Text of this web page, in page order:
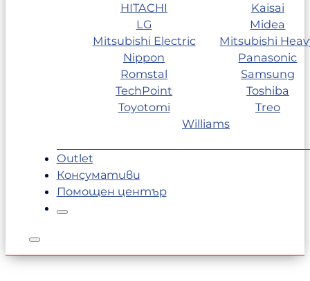
HITACHI
Kaisai
LG
Midea
Mitsubishi Electric
Mitsubishi
Nippon
Panasonic
Romstal
Samsung
TechPoint
Toshiba
Toyotomi
Treo
Williams
Outlet
Консумативи
Помощен център